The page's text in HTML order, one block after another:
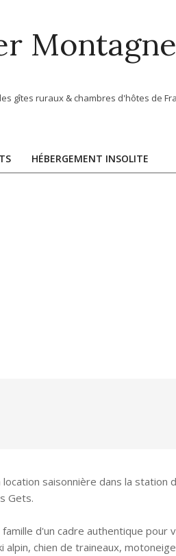
Montagne
gîtes ruraux & chambres d'hôtes de
HÉBERGEMENT INSOLITE
saisonnière dans la station
Gets.
d'un cadre authentique pour
chien de traineaux,